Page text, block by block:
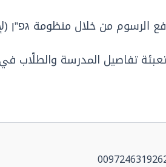
الرسوم من خلال منظومة גפ”ן (
تفاصيل المدرسة والطلّاب